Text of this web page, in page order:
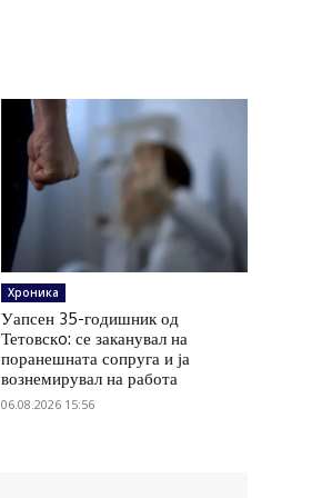
Хроника
Уапсен 35-годишник од
Тетовскo: се заканувал на
поранешната сопруга и ја
вознемирувал на работа
06.08.2026 15:56